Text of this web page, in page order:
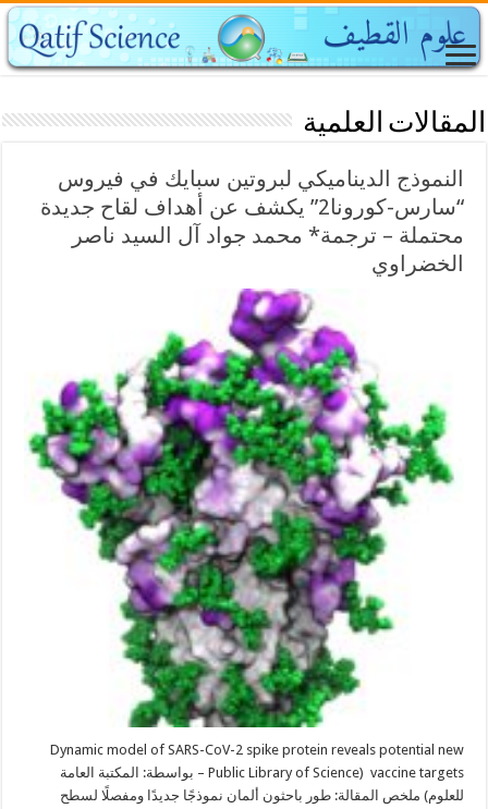
المقالات العلمية
النموذج الديناميكي لبروتين سبايك في فيروس
“سارس-كورونا2” يكشف عن أهداف لقاح جديدة
محتملة – ترجمة* محمد جواد آل السيد ناصر
الخضراوي
Dynamic model of SARS-CoV-2 spike protein reveals potential new
vaccine targets (Public Library of Science – بواسطة: المكتبة العامة
للعلوم) ملخص المقالة: طور باحثون ألمان نموذجًا جديدًا ومفصلًا لسطح